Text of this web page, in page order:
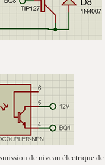
de niveau électrique de